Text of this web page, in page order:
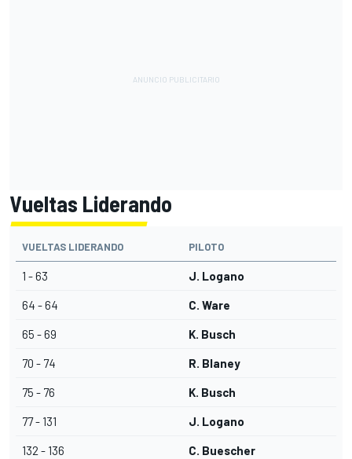
Vueltas Liderando
VUELTAS LIDERANDO PILOTO
1 - 63 J. Logano
64 - 64 C. Ware
65 - 69 K. Busch
70 - 74 R. Blaney
75 - 76 K. Busch
77 - 131 J. Logano
132 - 136 C. Buescher